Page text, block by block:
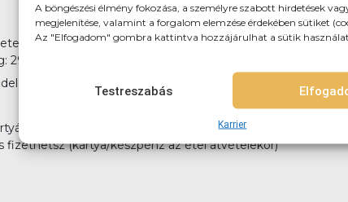
A böngészési élmény fokozása, a személyre szabott hirdetések
megjelenítése, valamint a forgalom elemzése érdekében sütiket
Az "Elfogadom" gombra kattintva hozzájárulhat a sütik
Testreszabás
Karrier
házhozszálítunk! 3km-es körzetben: 790Ft (teljes
2990
elvitelre, vagy akár házhozszállítással is!
fizethetsz (kártya/készpénz az étel átvételekor)